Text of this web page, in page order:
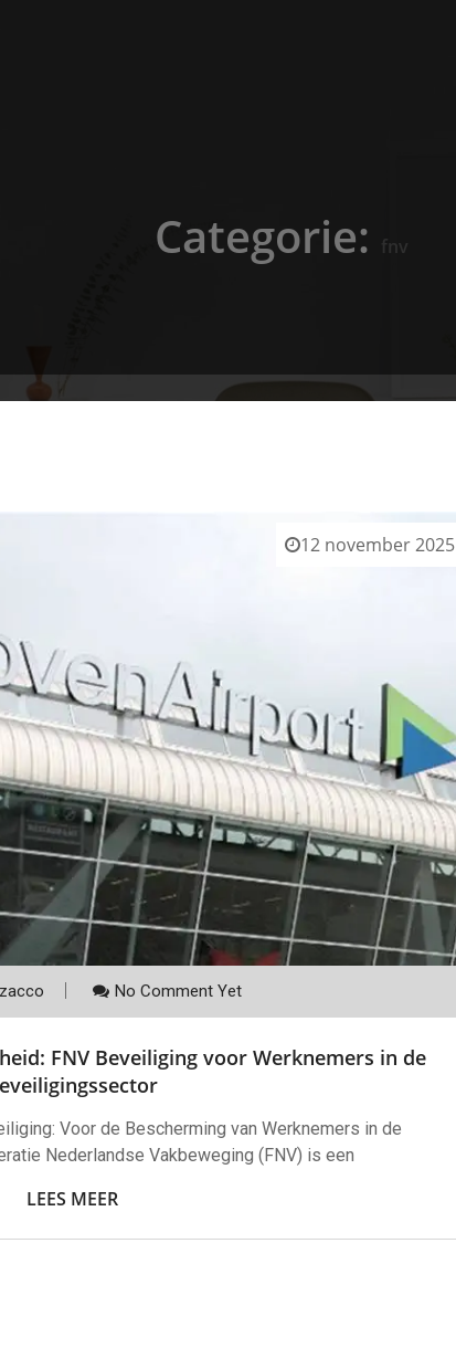
Categorie: fnv
12 november 2025
No Comment Yet
FNV Beveiliging voor Werknemers in de
Voor de Bescherming van Werknemers in de
Nederlandse Vakbeweging (FNV) is een
LEES MEER